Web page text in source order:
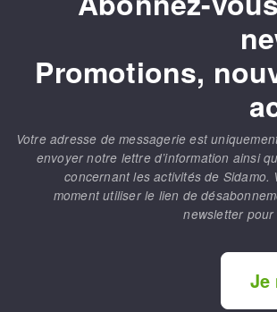
Promotions,
Votre adresse de messagerie est
envoyer notre lettre d’information ainsi
concernant les activités de Sidamo.
moment utiliser le lien de
newsletter
Je